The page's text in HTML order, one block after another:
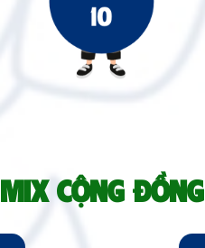
MIX CỘNG ĐỒNG